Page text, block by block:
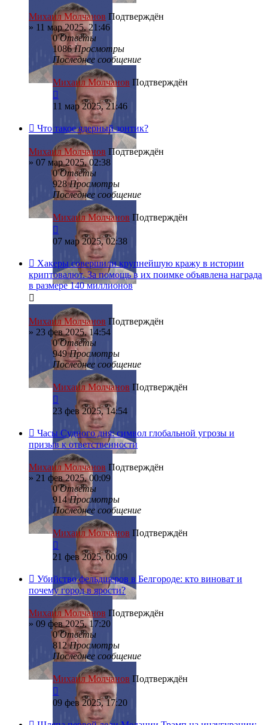
Михаил Молчанов Подтверждён
» 11 мар 2025, 21:46
0Ответы
1086Просмотры
Последнее сообщение
Михаил Молчанов Подтверждён
11 мар 2025, 21:46
Что такое ядерный зонтик?
Михаил Молчанов Подтверждён
» 07 мар 2025, 02:38
0Ответы
928Просмотры
Последнее сообщение
Михаил Молчанов Подтверждён
07 мар 2025, 02:38
Хакеры совершили крупнейшую кражу в истории
криптовалют. За помощь в их поимке объявлена награда
в размере 140 миллионов
Михаил Молчанов Подтверждён
» 23 фев 2025, 14:54
0Ответы
949Просмотры
Последнее сообщение
Михаил Молчанов Подтверждён
23 фев 2025, 14:54
Часы Судного дня: символ глобальной угрозы и
призыв к ответственности
Михаил Молчанов Подтверждён
» 21 фев 2025, 00:09
0Ответы
914Просмотры
Последнее сообщение
Михаил Молчанов Подтверждён
21 фев 2025, 00:09
Убийство фельдшеров в Белгороде: кто виноват и
почему город в ярости?
Михаил Молчанов Подтверждён
» 09 фев 2025, 17:20
0Ответы
812Просмотры
Последнее сообщение
Михаил Молчанов Подтверждён
09 фев 2025, 17:20